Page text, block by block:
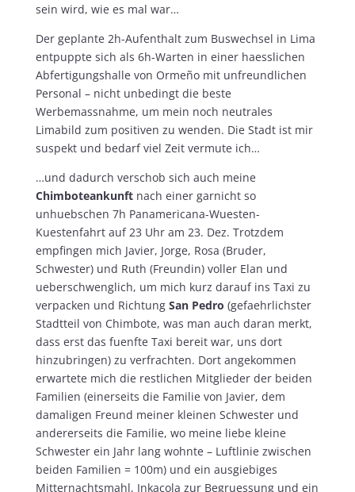
sein wird, wie es mal war…
Der geplante 2h-Aufenthalt zum Buswechsel in Lima
entpuppte sich als 6h-Warten in einer haesslichen
Abfertigungshalle von Ormeño mit unfreundlichen
Personal – nicht unbedingt die beste
Werbemassnahme, um mein noch neutrales
Limabild zum positiven zu wenden. Die Stadt ist mir
suspekt und bedarf viel Zeit vermute ich…
…und dadurch verschob sich auch meine
Chimboteankunft nach einer garnicht so
unhuebschen 7h Panamericana-Wuesten-
Kuestenfahrt auf 23 Uhr am 23. Dez. Trotzdem
empfingen mich Javier, Jorge, Rosa (Bruder,
Schwester) und Ruth (Freundin) voller Elan und
ueberschwenglich, um mich kurz darauf ins Taxi zu
verpacken und Richtung San Pedro (gefaehrlichster
Stadtteil von Chimbote, was man auch daran merkt,
dass erst das fuenfte Taxi bereit war, uns dort
hinzubringen) zu verfrachten. Dort angekommen
erwartete mich die restlichen Mitglieder der beiden
Familien (einerseits die Familie von Javier, dem
damaligen Freund meiner kleinen Schwester und
andererseits die Familie, wo meine liebe kleine
Schwester ein Jahr lang wohnte – Luftlinie zwischen
beiden Familien = 100m) und ein ausgiebiges
Mitternachtsmahl, Inkacola zur Begruessung und ein